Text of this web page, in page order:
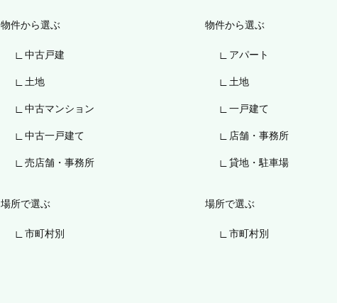
物件から選ぶ
中古戸建
土地
中古マンション
中古一戸建て
売店舗・事務所
場所で選ぶ
市町村別
物件から選ぶ
アパート
土地
一戸建て
店舗・事務所
貸地・駐車場
場所で選ぶ
市町村別